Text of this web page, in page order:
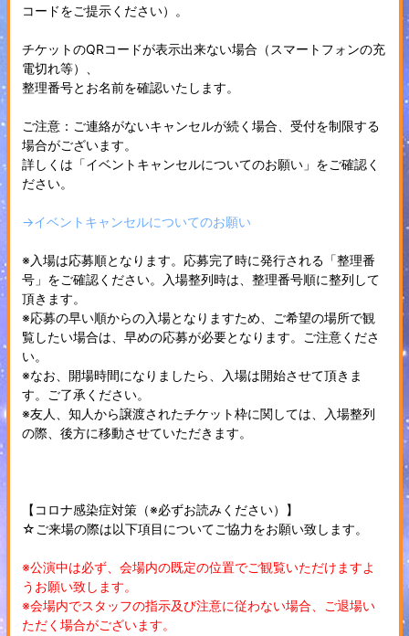
コードをご提示ください）。
チケットのQRコードが表示出来ない場合（スマートフォンの充
電切れ等）、
整理番号とお名前を確認いたします。
ご注意：ご連絡がないキャンセルが続く場合、受付を制限する
場合がございます。
詳しくは「イベントキャンセルについてのお願い」をご確認く
ださい。
→イベントキャンセルについてのお願い
※入場は応募順となります。応募完了時に発行される「整理番
号」をご確認ください。入場整列時は、整理番号順に整列して
頂きます。
※応募の早い順からの入場となりますため、ご希望の場所で観
覧したい場合は、早めの応募が必要となります。ご注意くださ
い。
※なお、開場時間になりましたら、入場は開始させて頂きま
す。ご了承ください。
※友人、知人から譲渡されたチケット枠に関しては、入場整列
の際、後方に移動させていただきます。
【コロナ感染症対策（※必ずお読みください）】
☆ご来場の際は以下項目についてご協力をお願い致します。
※公演中は必ず、会場内の既定の位置でご観覧いただけますよ
うお願い致します。
※会場内でスタッフの指示及び注意に従わない場合、ご退場い
ただく場合がございます。